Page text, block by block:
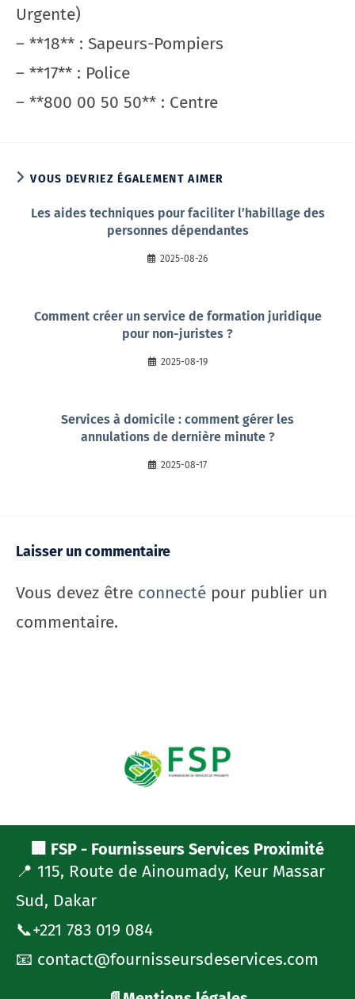
Urgente)
– **18** : Sapeurs-Pompiers
– **17** : Police
– **800 00 50 50** : Centre
VOUS DEVRIEZ ÉGALEMENT AIMER
Les aides techniques pour faciliter l’habillage des
personnes dépendantes
2025-08-26
Comment créer un service de formation juridique
pour non-juristes ?
2025-08-19
Services à domicile : comment gérer les
annulations de dernière minute ?
2025-08-17
Laisser un commentaire
Vous devez être connecté pour publier un
commentaire.
🏢 FSP - Fournisseurs Services Proximité
📍 115, Route de Ainoumady, Keur Massar
Sud, Dakar
📞+221 783 019 084
📧 contact@fournisseursdeservices.com